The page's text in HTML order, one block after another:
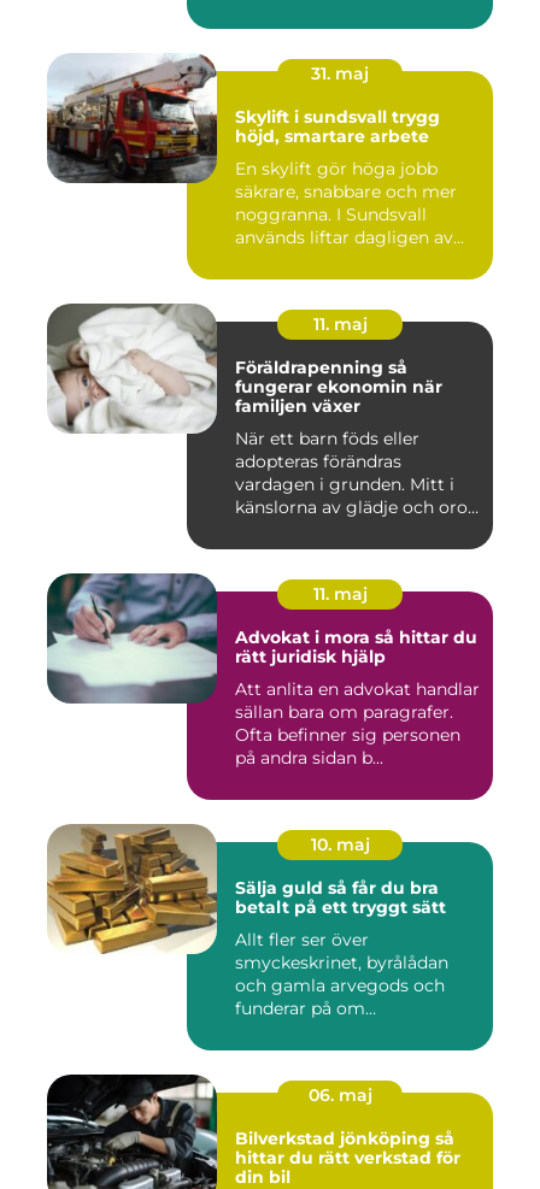
31. maj
Skylift i sundsvall trygg
höjd, smartare arbete
En skylift gör höga jobb
säkrare, snabbare och mer
noggranna. I Sundsvall
används liftar dagligen av...
11. maj
Föräldrapenning så
fungerar ekonomin när
familjen växer
När ett barn föds eller
adopteras förändras
vardagen i grunden. Mitt i
känslorna av glädje och oro
11. maj
Advokat i mora så hittar du
rätt juridisk hjälp
Att anlita en advokat handlar
sällan bara om paragrafer.
Ofta befinner sig personen
på andra sidan b...
10. maj
Sälja guld så får du bra
betalt på ett tryggt sätt
Allt fler ser över
smyckeskrinet, byrålådan
och gamla arvegods och
funderar på om
06. maj
Bilverkstad jönköping så
hittar du rätt verkstad för
din bil